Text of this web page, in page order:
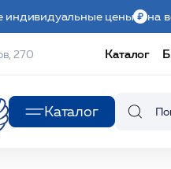
индивидуальные цены на
270 Каталог
Каталог